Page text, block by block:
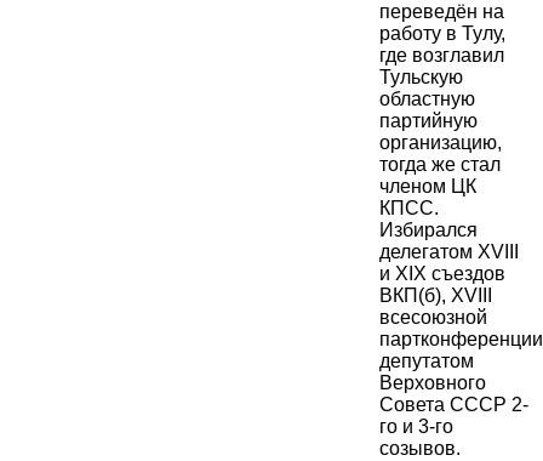
переведён на
работу в Тулу,
где возглавил
Тульскую
областную
партийную
организацию,
тогда же стал
членом ЦК
КПСС.
Избирался
делегатом XVIII
и XIX съездов
ВКП(б), XVIII
всесоюзной
депутатом
Верховного
Совета СССР 2-
го и 3-го
созывов.